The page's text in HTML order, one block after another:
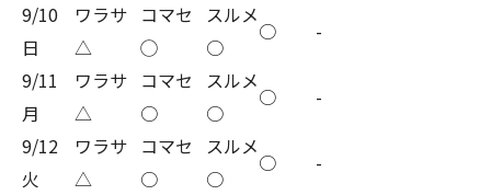
9/10
日
ワラサ
△
コマセ
◯
スルメ
○
○
-
9/11
月
ワラサ
△
コマセ
○
スルメ
○
○
-
9/12
火
ワラサ
△
コマセ
○
スルメ
○
○
-